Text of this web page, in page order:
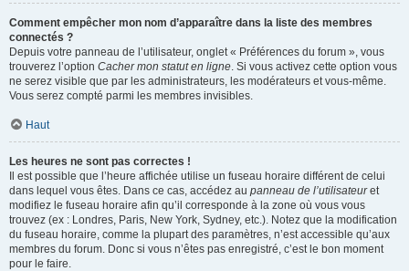
Comment empêcher mon nom d’apparaître dans la liste des membres
connectés ?
Depuis votre panneau de l’utilisateur, onglet « Préférences du forum », vous
trouverez l’option Cacher mon statut en ligne. Si vous activez cette option vous
ne serez visible que par les administrateurs, les modérateurs et vous-même.
Vous serez compté parmi les membres invisibles.
Haut
Les heures ne sont pas correctes !
Il est possible que l’heure affichée utilise un fuseau horaire différent de celui
dans lequel vous êtes. Dans ce cas, accédez au panneau de l’utilisateuret
modifiez le fuseau horaire afin qu’il corresponde à la zone où vous vous
trouvez (ex : Londres, Paris, New York, Sydney, etc.). Notez que la modification
du fuseau horaire, comme la plupart des paramètres, n’est accessible qu’aux
membres du forum. Donc si vous n’êtes pas enregistré, c’est le bon moment
pour le faire.